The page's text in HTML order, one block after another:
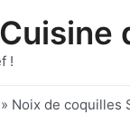
!
Noix de coquilles